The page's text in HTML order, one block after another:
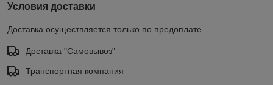
Условия доставки
Доставка осуществляется только по предоплате.
Доставка "Самовывоз"
Транспортная компания